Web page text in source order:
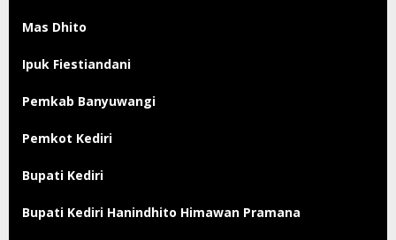
Mas Dhito
Ipuk Fiestiandani
Pemkab Banyuwangi
Pemkot Kediri
Bupati Kediri
Bupati Kediri Hanindhito Himawan Pramana